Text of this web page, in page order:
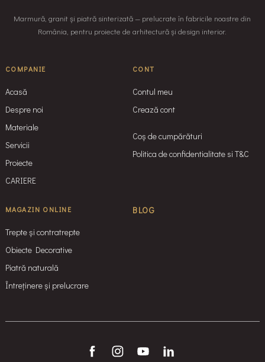
Marmură, granit și piatră sinterizată — prelucrate în fabricile noastre din
România, pentru proiecte de arhitectură și design interior.
COMPANIE
Acasă
Despre noi
Materiale
Servicii
Proiecte
CARIERE
CONT
Contul meu
Crează cont
Coș de cumpărături
Politica de confidentialitate si T&C
MAGAZIN ONLINE
Trepte și contratrepte
Obiecte Decorative
Piatră naturală
Întreținere și prelucrare
BLOG